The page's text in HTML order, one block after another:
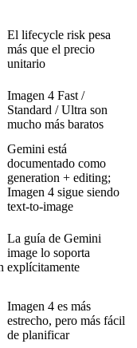
El lifecycle risk pesa
más que el precio
unitario
Imagen 4 Fast /
Standard / Ultra son
mucho más baratos
Gemini está
documentado como
generation + editing;
Imagen 4 sigue siendo
text-to-image
La guía de Gemini
image lo soporta
explícitamente
Imagen 4 es más
estrecho, pero más fácil
de planificar